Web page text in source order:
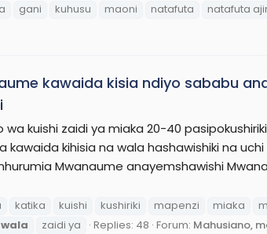
gani kuhusu maoni natafuta natafuta
kawaida kisia ndiyo sababu
kuishi zaidi ya miaka 20-40
kihisia na wala hashawishiki na
Mwanaume anayemshawishi
katika kuishi kushiriki mapenzi miaka
zaidi ya Replies: 48 Forum: Mahusiano,